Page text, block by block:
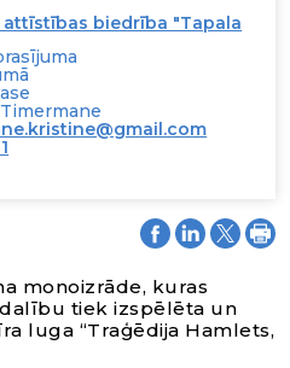
attīstības biedrība "Tapala
monoizrāde, kuras
tiek izspēlēta un
luga “Traģēdija Hamlets,